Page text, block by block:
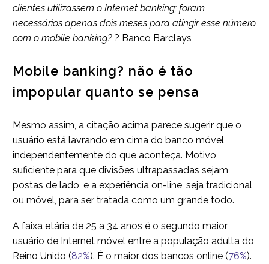
clientes utilizassem o Internet banking; foram
necessários apenas dois meses para atingir esse número
com o mobile banking?? Banco Barclays
Mobile banking? não é tão
impopular quanto se pensa
Mesmo assim, a citação acima parece sugerir que o
usuário está lavrando em cima do banco móvel,
independentemente do que aconteça. Motivo
suficiente para que divisões ultrapassadas sejam
postas de lado, e a experiência on-line, seja tradicional
ou móvel, para ser tratada como um grande todo.
A faixa etária de 25 a 34 anos é o segundo maior
usuário de Internet móvel entre a população adulta do
Reino Unido (82%). É o maior dos bancos online (76%).